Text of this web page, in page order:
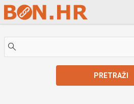
Skip to Main Content
PRETRAŽI